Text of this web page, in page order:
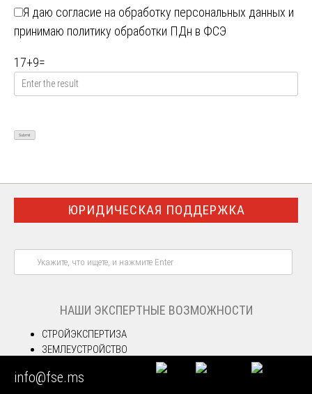
Я даю согласие на обработку персональных данных и
принимаю политику обработки ПДн в ФСЭ
17+9=
ЮРИДИЧЕСКАЯ ПОДДЕРЖКА
НАШИ ЭКСПЕРТНЫЕ ВОЗМОЖНОСТИ
СТРОЙЭКСПЕРТИЗА
ЗЕМЛЕУСТРОЙСТВО
ТОВАРОВЕДЕНИЕ
info@fse.ms